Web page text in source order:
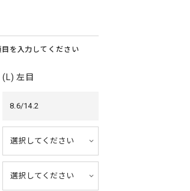
を入力してください
(L) 左目
8.6/14.2